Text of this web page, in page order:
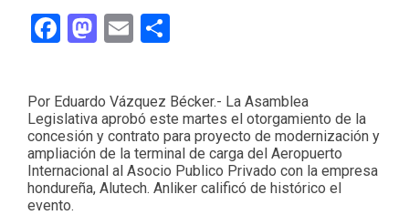
Facebook
Mastodon
Email
Por Eduardo Vázquez Bécker.- La Asamblea
Legislativa aprobó este martes el otorgamiento de la
concesión y contrato para proyecto de modernización y
ampliación de la terminal de carga del Aeropuerto
Internacional al Asocio Publico Privado con la empresa
hondureña, Alutech. Anliker calificó de histórico el
evento.